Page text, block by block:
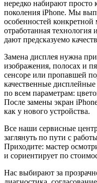
нередко набирают
поколения iPhone. Мы
особенностей
отработанная
дают предсказуемо
Замена дисплея нужна
изображения, полосах и
сенсоре или пропавшей
качественные
по всем параметрам:
После замены экран
как у нового устройства.
Все наши сервисные
заглянуть по пути с
Приходите: мастер
и сориентирует по
Нас выбирают за